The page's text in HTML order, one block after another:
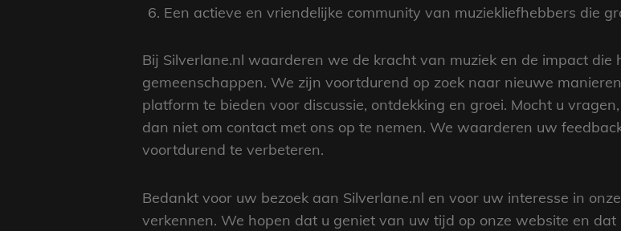
Een actieve en vriendelijke community van muziekliefhebbers die
Bij Silverlane.nl waarderen we de kracht van muziek en de impact die
gemeenschappen. We zijn voortdurend op zoek naar nieuwe
platform te bieden voor discussie, ontdekking en groei. Mocht u
dan niet om contact met ons op te nemen. We waarderen uw
voortdurend te verbeteren.
Bedankt voor uw bezoek aan Silverlane.nl en voor uw interesse in
verkennen. We hopen dat u geniet van uw tijd op onze website en